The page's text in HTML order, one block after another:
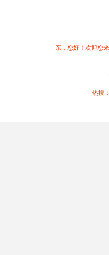
亲，您好！欢迎您
热搜：